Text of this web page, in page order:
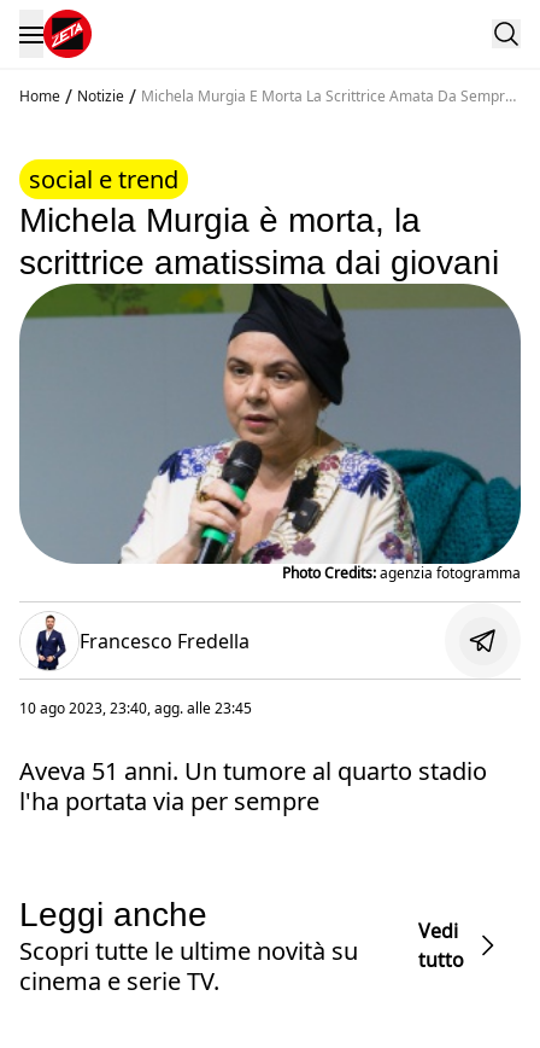
Home / Notizie / Michela Murgia E Morta La Scrittrice Amata Da Sempre
social e trend
Michela Murgia è morta, la
scrittrice amatissima dai giovani
Photo Credits:agenzia fotogramma
Francesco Fredella
10 ago 2023, 23:40, agg. alle23:45
Aveva 51 anni. Un tumore al quarto stadio
l'ha portata via per sempre
Leggi anche
Scopri tutte le ultime novità su
cinema e serie TV.
Vedi
tutto